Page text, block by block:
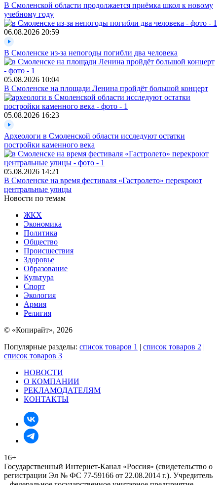
В Смоленской области продолжается приёмка школ к новому
учебному году
06.08.2026 20:59
В Смоленске из-за непогоды погибли два человека
05.08.2026 10:04
В Смоленске на площади Ленина пройдёт большой концерт
05.08.2026 16:23
Археологи в Смоленской области исследуют остатки
постройки каменного века
05.08.2026 14:21
В Смоленске на время фестиваля «Гастролето» перекроют
центральные улицы
Новости по темам
ЖКХ
Экономика
Политика
Общество
Происшествия
Здоровье
Образование
Культура
Спорт
Экология
Армия
Религия
© «Копирайт», 2026
Популярные разделы: список товаров 1 | список товаров 2 |
список товаров 3
НОВОСТИ
О КОМПАНИИ
РЕКЛАМОДАТЕЛЯМ
КОНТАКТЫ
16+
Государственный Интернет-Канал «Россия» (свидетельство о
регистрации Эл № ФС 77-59166 от 22.08.2014 г.). Учредитель